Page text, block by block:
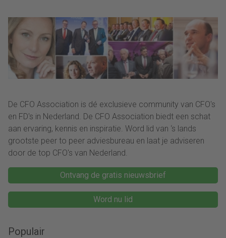
De CFO Association is dé exclusieve community van CFO's
en FD's in Nederland. De CFO Association biedt een schat
aan ervaring, kennis en inspiratie. Word lid van ‘s lands
grootste peer to peer adviesbureau en laat je adviseren
door de top CFO's van Nederland.
Ontvang de gratis nieuwsbrief
Word nu lid
Populair